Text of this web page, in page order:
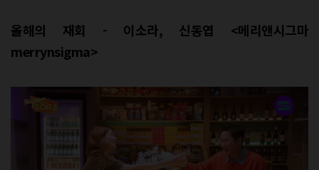
올해의 재회 - 이소라, 신동엽 <메리앤시그마
merrynsigma>